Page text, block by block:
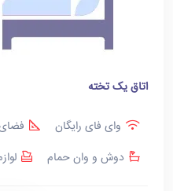
اتاق یک تخته
وای فای رایگان
دوش و وان حمام